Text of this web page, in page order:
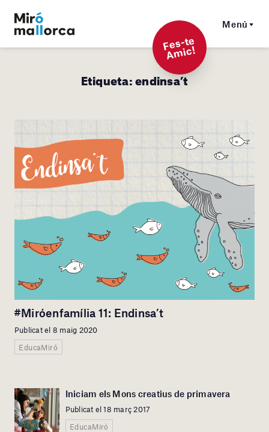
Menú
F
es-t
e
A
mi
c!
Etiqueta:endinsa’t
#Miróenfamília 11: Endinsa’t
Publicat el 8 maig 2020
EducaMiró
Iniciam els Mons creatius de primavera
Publicat el 18 març 2017
EducaMiró